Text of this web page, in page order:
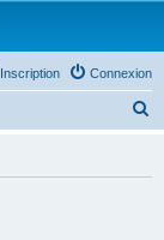
Connexion
Inscription